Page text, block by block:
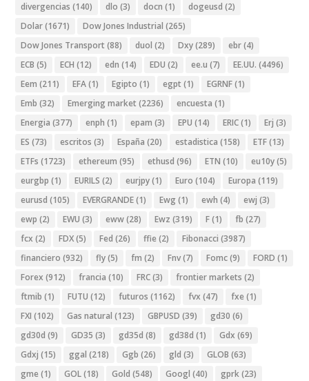
divergencias (140) dlo (3) docn (1) dogeusd (2)
Dolar(1671) Dow Jones Industrial (265)
Dow Jones Transport (88) duol (2) Dxy(289) ebr(4)
ECB (5) ECH (12) edn (14) EDU (2) ee.u (7) EE.UU. (4496)
Eem (211) EFA(1) Egipto (1) egpt (1) EGRNF(1)
Emb (32) Emerging market (2236) encuesta (1)
Energia (377) enph (1) epam (3) EPU (14) ERIC(1) Erj (3)
ES (73) escritos (3) España (20) estadistica (158) ETF(13)
ETFs (1723) ethereum (95) ethusd (96) ETN (10) eu10y(5)
eurgbp (1) EURILS (2) eurjpy(1) Euro (104) Europa (119)
eurusd (105) EVERGRANDE(1) Ewg (1) ewh (4) ewj (3)
ewp (2) EWU (3) eww(28) Ewz (319) F(1) fb (27)
fcx (2) FDX(5) Fed (26) ffie (2) Fibonacci (3987)
financiero (932) fly(5) fm (2) Fnv(7) Fomc(9) FORD (1)
Forex (912) francia (10) FRC(3) frontier markets (2)
ftmib (1) FUTU (12) futuros (1162) fvx (47) fxe (1)
FXI (102) Gas natural (123) GBPUSD (39) gd30 (6)
gd30d (9) GD35 (3) gd35d (8) gd38d (1) Gdx (69)
Gdxj (15) ggal (218) Ggb (26) gld (3) GLOB (63)
gme (1) GOL(18) Gold (548) Googl (40) gprk(23)